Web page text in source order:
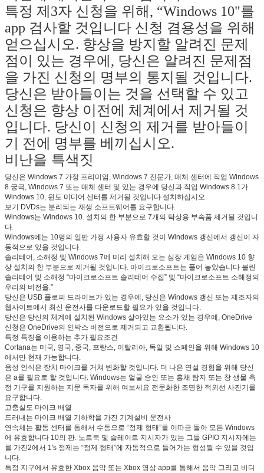
특정 제3자 신청을 위해, “Windows 10"를
app 검사할 것입니다 신청 겸용성을 위해
얻으십시오. 향상을 방지할 알려진 문제
점이 있는 경우에, 당신은 알려진 문제점
을 가진 신청의 명부의 통지될 것입니다.
당신은 받아들이는 것을 선택할 수 있고
신청은 향상 이전에 체계에서 제거될 것
입니다. 당신이 신청의 제거를 받아들이
기 전에 명부를 베끼십시오.
비난을 특색짓
당신은 Windows 7 가정 프리미엄, Windows 7 전문가, 매체 센터에 직업 Windows
8 궁극, Windows 7 또는 매체 센터 및 있는 경우에 당신과 직업 Windows 8.1가
Windows 10, 윈도 미디어 센터를 제거될 것입니다 설치하십시오.
보기 DVDs는 분리되는 재생 소프트웨어를 요구합니다.
Windows는 Windows 10. 설치의 한 부분으로 7개의 탁상용 부속품 제거될 것입니
다.
Windows에는 10명의 일반 가정 사용자 유효할 것이 Windows 갱신에서 갱신이 자
동적으로 있을 것입니다.
솔리테어, 소해정 및 Windows 7에 미리 설치해 오는 심장 게임은 Windows 10 향
상 설치의 한 부분으로 제거될 것입니다. 마이크로소프트는 풀어 놓았습니다 불린
솔리테어 및 소해정 “마이크로소프트 솔리테어 수집” 및 “마이크로소프트 소해정의
우리의 버전을.”
당신은 USB 플로피 드라이브가 있는 경우에, 당신은 Windows 갱신 또는 제조자의
웹사이트에서 최신 운전사를 다운로드할 필요가 있을 것입니다.
당신은 당신의 체계에 설치된 Windows 살아있는 요소가 있는 경우에, OneDrive
신청은 OneDrive의 인박스 버전으로 제거되고 교환됩니다.
특정 특징을 이용하는 추가 필요조건
Cortana는 미국, 영국, 중국, 프랑스, 이탈리아, 독일 및 스페인을 위해 Windows 10
에서만 현재 가능합니다.
음성 인식은 장치 마이크를 거쳐 변화할 것입니다. 더 나은 연설 경험을 위해 당신
은 a를 필요로 할 것입니다: Windows는 얼굴 승인 또는 홍채 탐지 또는 창 생물 측
정 기구를 지원하는 지문 독자를 위해 여보세요 전문화한 조명한 적외선 사진기를
요구합니다.
고충실도 마이크 배열
드러내는 마이크 배열 기하학을 가진 기계설비 운전사
연속체는 활동 센터를 통해서 수동으로 “정제 형태”를 이따금 돌아 모든 Windows
에 유효합니다 10의 판. 노트북 및 슬레이트 지시자가 있는 그들 GPIO 지시자에는
를 가진2에서 1's 정제는 “정제 형태”에 자동적으로 들어가는 형성될 수 있을 것입
니다.
특정 지구에서 유효한 Xbox 음악 또는 Xbox 영상 app를 통해서 음악 그리고 비디